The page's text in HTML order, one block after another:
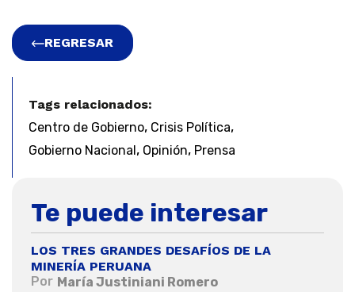
REGRESAR
Tags relacionados:
Centro de Gobierno, Crisis Política,
Gobierno Nacional , Opinión, Prensa
Te puede interesar
LOS TRES GRANDES DESAFÍOS DE LA
MINERÍA PERUANA
Por María Justiniani Romero